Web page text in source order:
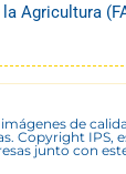
Agricultura
de
Copyright IPS,
junto con